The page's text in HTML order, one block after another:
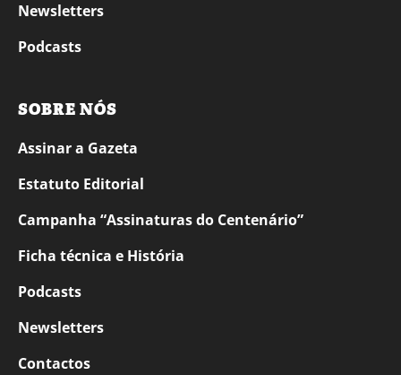
Newsletters
Podcasts
SOBRE NÓS
Assinar a Gazeta
Estatuto Editorial
Campanha “Assinaturas do Centenário”
Ficha técnica e História
Podcasts
Newsletters
Contactos